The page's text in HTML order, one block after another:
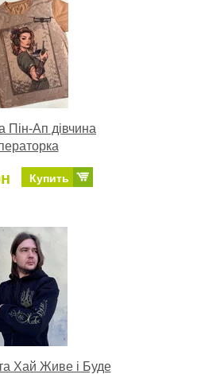
Пін-Ап дівчина
Купить
Хай Живе і Буде